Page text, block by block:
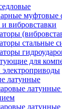
муфтовые
вибровставки
стальные
для
электроприводы
латунные
латунные